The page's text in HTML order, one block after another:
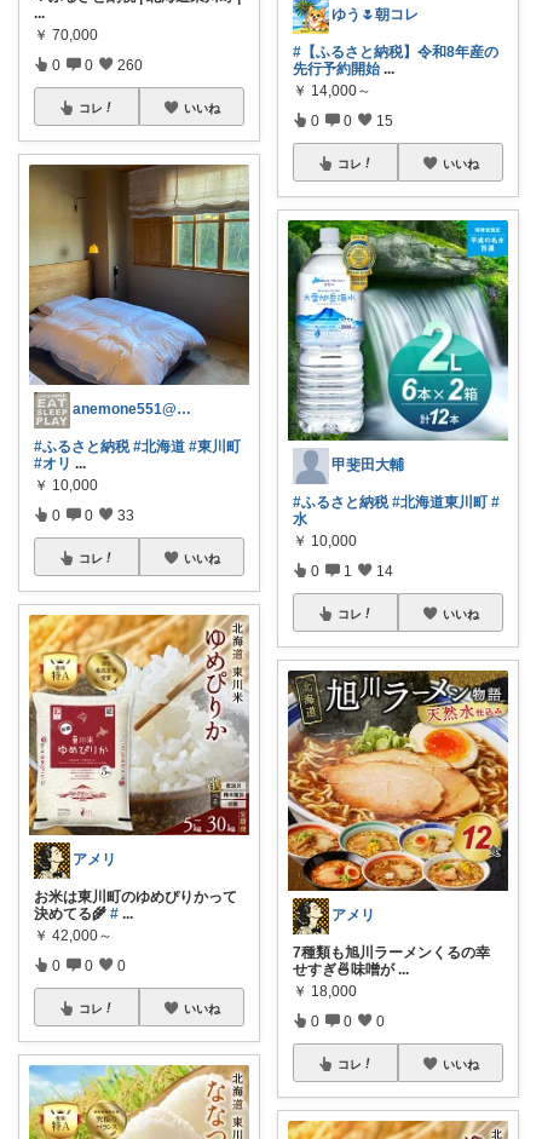
...
￥ 70,000
0 0 260
コレ いいね
anemone551@経由ありがとう♡
#ふるさと納税 #北海道 #東川町
#オリ ...
￥ 10,000
0 0 33
コレ いいね
アメリ
お米は東川町のゆめぴりかって
決めてる🌾 # ...
￥ 42,000～
0 0 0
コレ いいね
ゆう🌷朝コレ
#【ふるさと納税】令和8年産の
先行予約開始 ...
￥ 14,000～
0 0 15
コレ いいね
甲斐田大輔
#ふるさと納税 #北海道東川町 #
水
￥ 10,000
0 1 14
コレ いいね
アメリ
7種類も旭川ラーメンくるの幸
せすぎ🍜味噌が ...
￥ 18,000
0 0 0
コレ いいね